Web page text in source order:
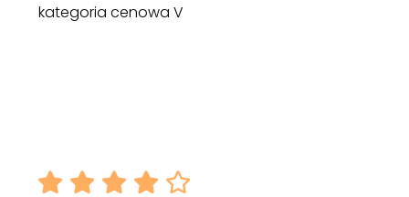
kategoria cenowa V